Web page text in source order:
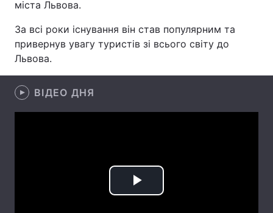
Техно і зв'язок Лайт
Здоров'я
міста Львова.
За всі роки існування він став популярним та
привернув увагу туристів зі всього світу до
Львова.
ВІДЕО ДНЯ
Play